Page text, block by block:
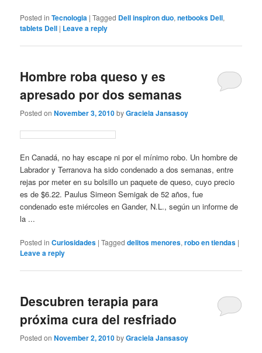
Posted in Tecnologia |Tagged Dell inspiron duo,netbooks Dell,
tablets Dell | Leave a reply
Hombre roba queso y es
apresado por dos semanas
Posted onNovember 3, 2010byGraciela Jansasoy
En Canadá, no hay escape ni por el mínimo robo. Un hombre de
Labrador y Terranova ha sido condenado a dos semanas, entre
rejas por meter en su bolsillo un paquete de queso, cuyo precio
es de $6.22. Paulus Simeon Semigak de 52 años, fue
condenado este miércoles en Gander, N.L., según un informe de
la ...
Posted in Curiosidades |Tagged delitos menores,robo en tiendas |
Leave a reply
Descubren terapia para
próxima cura del resfriado
Posted onNovember 2, 2010byGraciela Jansasoy